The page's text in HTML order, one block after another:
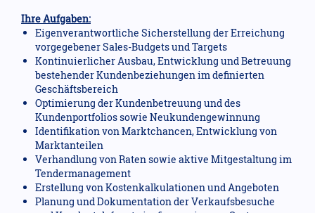
Ihre Aufgaben:
Eigenverantwortliche Sicherstellung der Erreichung
vorgegebener Sales-Budgets und Targets
Kontinuierlicher Ausbau, Entwicklung und Betreuung
bestehender Kundenbeziehungen im definierten
Geschäftsbereich
Optimierung der Kundenbetreuung und des
Kundenportfolios sowie Neukundengewinnung
Identifikation von Marktchancen, Entwicklung von
Marktanteilen
Verhandlung von Raten sowie aktive Mitgestaltung im
Tendermanagement
Erstellung von Kostenkalkulationen und Angeboten
Planung und Dokumentation der Verkaufsbesuche